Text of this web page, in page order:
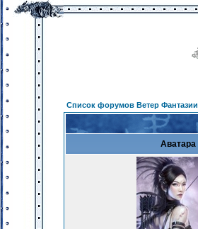
Список форумов Ветер Фантазии
Аватара